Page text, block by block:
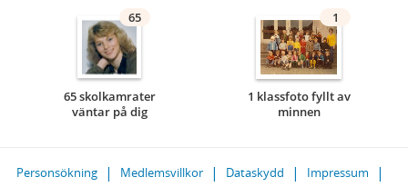
65
65 skolkamrater
väntar på dig
1
1 klassfoto fyllt av
minnen
Personsökning Medlemsvillkor Dataskydd
Impressum